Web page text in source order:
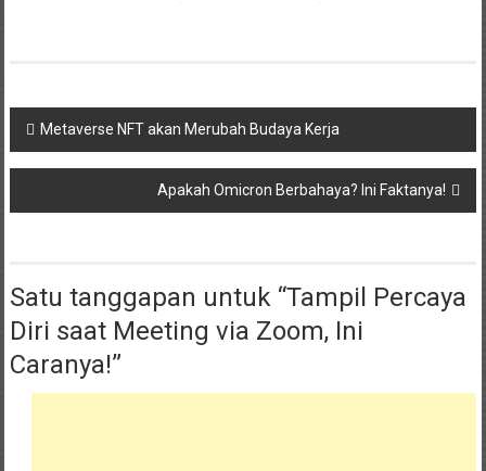
Navigasi
pos
Metaverse NFT akan Merubah Budaya Kerja
Apakah Omicron Berbahaya? Ini Faktanya!
Satu tanggapan untuk “Tampil Percaya
Diri saat Meeting via Zoom, Ini
Caranya!”